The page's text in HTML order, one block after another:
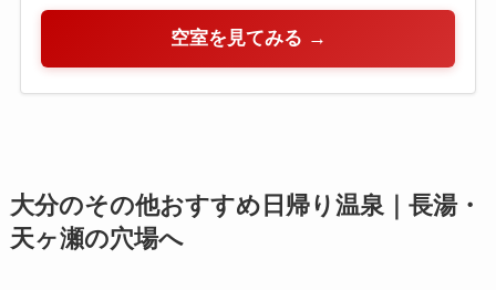
空室を見てみる →
大分のその他おすすめ日帰り温泉｜長湯・
天ヶ瀬の穴場へ